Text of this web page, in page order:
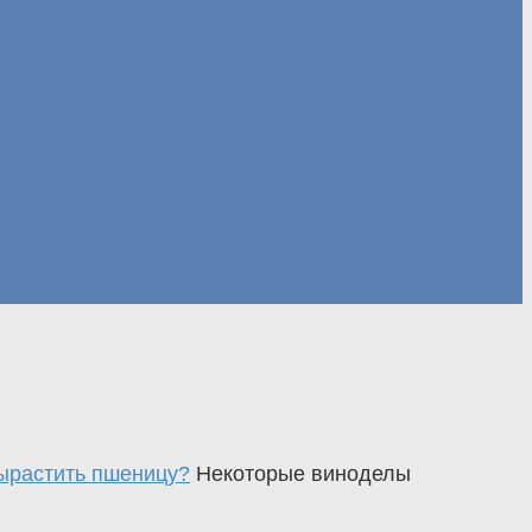
пшеницу? Некоторые виноделы